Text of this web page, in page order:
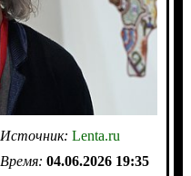
Источник: Lenta.ru
Время: 04.06.2026 19:35